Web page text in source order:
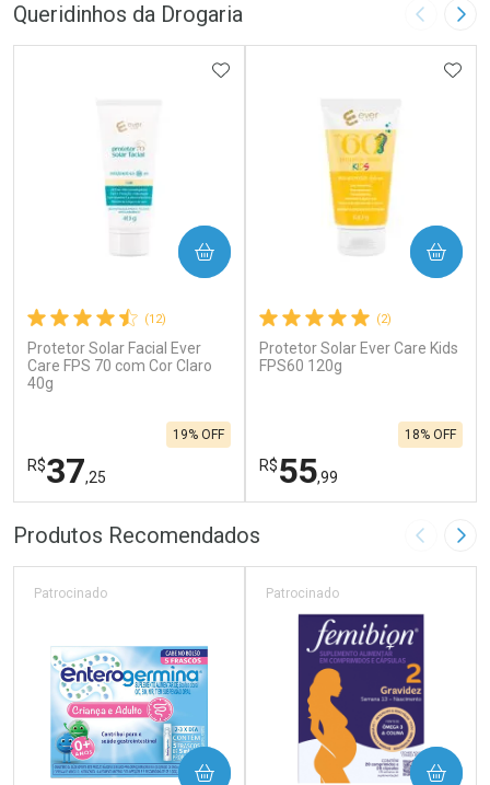
Queridinhos da Drogaria Imagem
(12)
Protetor Solar Facial Ever
Care FPS 70 com Cor Claro
40g
R$37,25
19% OFF
ADICIONAR AOS FAVORITOS
COMPRAR
FECHAR
Laboratório
FECHAR
Por Menos
(2)
Protetor Solar Ever Care Kids
FPS60 120g
R$55,99
18% OFF
COMPRAR
Laboratório
Por Menos
Produtos Recomendados Imagem
Patrocinado
COMPRAR
Patrocinado
COMPRAR